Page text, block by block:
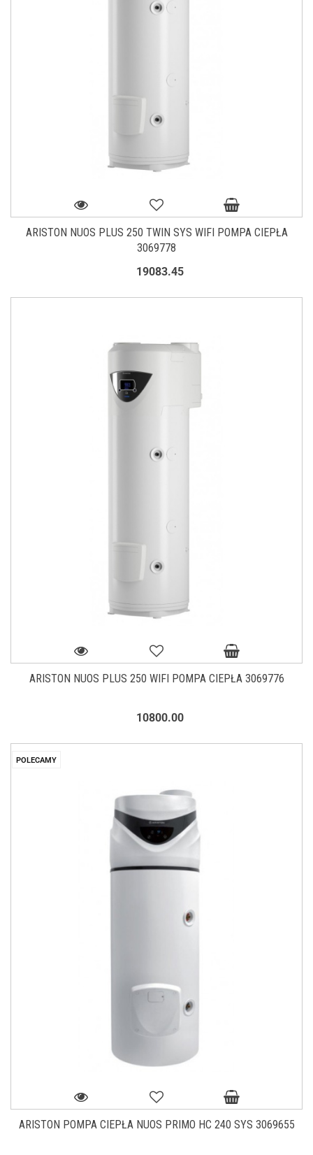
ARISTON NUOS PLUS 250 TWIN SYS WIFI POMPA CIEPŁA
3069778
19083.45
ARISTON NUOS PLUS 250 WIFI POMPA CIEPŁA 3069776
10800.00
POLECAMY
ARISTON POMPA CIEPŁA NUOS PRIMO HC 240 SYS 3069655